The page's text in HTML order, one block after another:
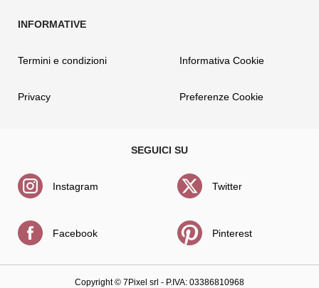
Termini e condizioni
Privacy
Informativa Cookie
Preferenze Cookie
Instagram
Facebook
Twitter
Pinterest
Copyright © 7Pixel srl - P.IVA: 03386810968